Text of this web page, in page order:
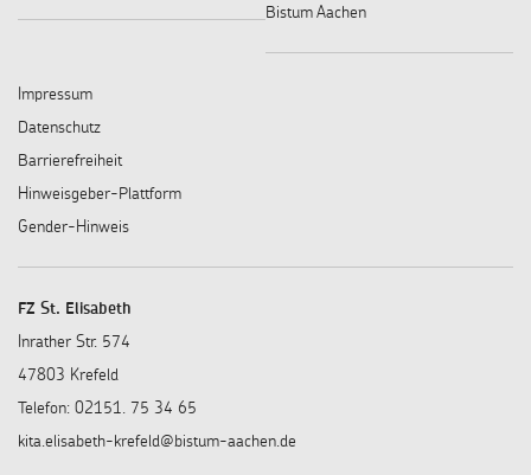
Bistum Aachen
Impressum
Datenschutz
Barrierefreiheit
Hinweisgeber-Plattform
Gender-Hinweis
FZ St. Elisabeth
Inrather Str. 574
47803 Krefeld
Telefon: 02151. 75 34 65
kita.elisabeth-krefeld@bistum-aachen.de